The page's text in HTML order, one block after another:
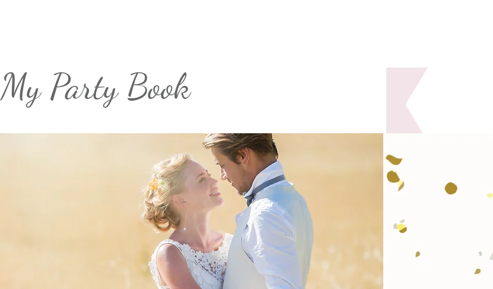
My Party Book